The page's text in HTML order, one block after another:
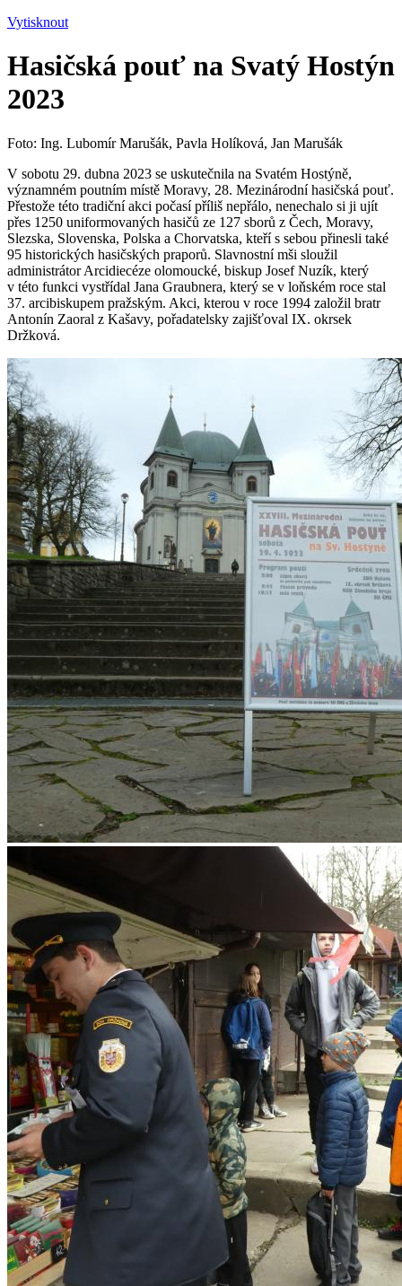
Vytisknout
Hasičská pouť na Svatý Hostýn
2023
Foto: Ing. Lubomír Marušák, Pavla Holíková, Jan Marušák
V sobotu 29. dubna 2023 se uskutečnila na Svatém Hostýně,
významném poutním místě Moravy, 28. Mezinárodní hasičská pouť.
Přestože této tradiční akci počasí příliš nepřálo, nenechalo si ji ujít
přes 1250 uniformovaných hasičů ze 127 sborů z Čech, Moravy,
Slezska, Slovenska, Polska a Chorvatska, kteří s sebou přinesli také
95 historických hasičských praporů. Slavnostní mši sloužil
administrátor Arcidiecéze olomoucké, biskup Josef Nuzík, který
v této funkci vystřídal Jana Graubnera, který se v loňském roce stal
37. arcibiskupem pražským. Akci, kterou v roce 1994 založil bratr
Antonín Zaoral z Kašavy, pořadatelsky zajišťoval IX. okrsek
Držková.